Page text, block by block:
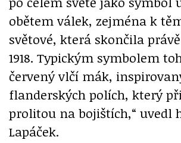
obětem válek, zejména k
světové, která skončila
1918. Typickým symbolem
červený vlčí mák,
flanderských polích, který
prolitou na bojištích,“ uvedl
Lapáček.